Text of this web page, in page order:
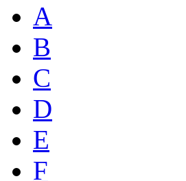
A
B
C
D
E
F